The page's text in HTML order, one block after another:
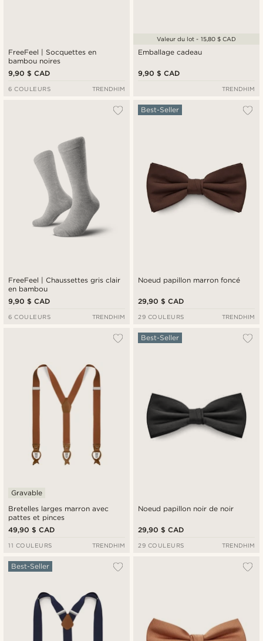
FreeFeel | Socquettes en
bambou noires
9,90 $ CAD
6 COULEURS TRENDHIM
Emballage cadeau
9,90 $ CAD
Valeur du lot - 15,80 $ CAD
TRENDHIM
FreeFeel | Chaussettes gris clair
en bambou
9,90 $ CAD
6 COULEURS TRENDHIM
Noeud papillon marron foncé
Best-Seller
29,90 $ CAD
29 COULEURS TRENDHIM
Bretelles larges marron avec
pattes et pinces
Gravable
49,90 $ CAD
11 COULEURS TRENDHIM
Noeud papillon noir de noir
Best-Seller
29,90 $ CAD
29 COULEURS TRENDHIM
Best-Seller